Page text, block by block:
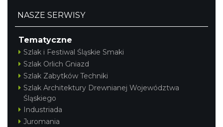
NASZE SERWISY
Tematyczne
Szlak i Festiwal Śląskie Smaki
Szlak Orlich Gniazd
Szlak Zabytków Techniki
Szlak Architektury Drewnianej Województwa
Śląskiego
Industriada
Juromania